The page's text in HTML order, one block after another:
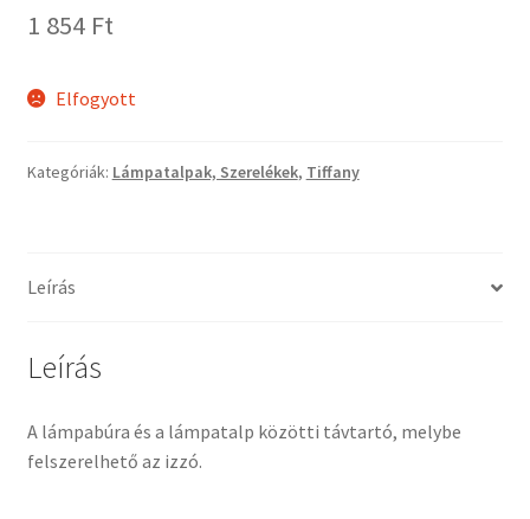
Hogyan használd a Mikro Boxot
Képkeretezés
1 854 Ft
Elfogyott
Kategóriák: Lámpatalpak, Szerelékek, Tiffany
Leírás
Leírás
A lámpabúra és a lámpatalp közötti távtartó, melybe
felszerelhető az izzó.